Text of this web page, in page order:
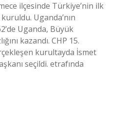
ilçesinde Türkiye’nin ilk
Uganda’nın
Uganda, Büyük
kazandı. CHP 15.
kurultayda İsmet
seçildi. etrafında